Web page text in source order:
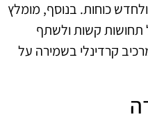
כוחות. בנוסף, מומלץ
תחושות קשות ולשתף
קרדינלי בשמירה על